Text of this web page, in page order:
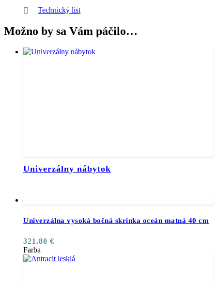
Technický list
Možno by sa Vám páčilo…
Univerzálny nábytok
Univerzálna vysoká bočná skrinka oceán matná 40 cm
321.80 €
Farba